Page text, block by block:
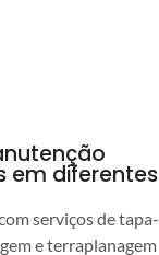
em diferentes
serviços de tapa-
e terraplanagem